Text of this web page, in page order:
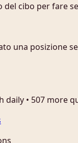
del cibo per fare
una posizione
daily • 507 more